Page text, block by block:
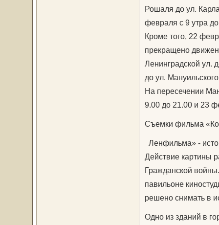
Рошаля до ул.
февраля с 9 утра
Кроме того, 22
прекращено
Ленинградской ул.
до ул.
На пересечении
9.00 до 21.00 и 23
Съемки фильма
Ленфильма» -
Действие картины
Гражданской
павильоне
решено снимать в
Одно из зданий в